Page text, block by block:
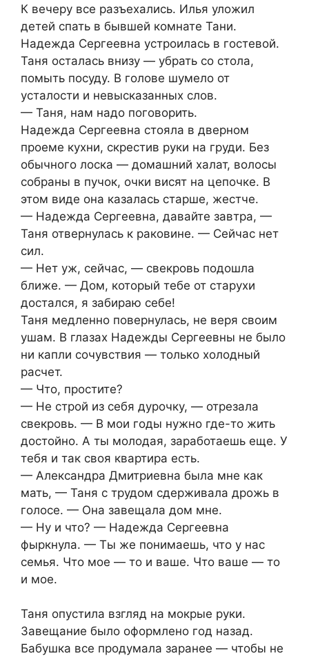
К вечеру все разъехались. Илья уложил
детей спать в бывшей комнате Тани.
Надежда Сергеевна устроилась в гостевой.
Таня осталась внизу — убрать со стола,
помыть посуду. В голове шумело от
усталости и невысказанных слов.
— Таня, нам надо поговорить.
Надежда Сергеевна стояла в дверном
проеме кухни, скрестив руки на груди. Без
обычного лоска — домашний халат, волосы
собраны в пучок, очки висят на цепочке. В
этом виде она казалась старше, жестче.
— Надежда Сергеевна, давайте завтра, —
Таня отвернулась к раковине. — Сейчас нет
сил.
— Нет уж, сейчас, — свекровь подошла
ближе. — Дом, который тебе от старухи
достался, я забираю себе!
Таня медленно повернулась, не веря своим
ушам. В глазах Надежды Сергеевны не было
ни капли сочувствия — только холодный
расчет.
— Что, простите?
— Не строй из себя дурочку, — отрезала
свекровь. — В мои годы нужно где-то жить
достойно. А ты молодая, заработаешь еще. У
тебя и так своя квартира есть.
— Александра Дмитриевна была мне как
мать, — Таня с трудом сдерживала дрожь в
голосе. — Она завещала дом мне.
— Ну и что? — Надежда Сергеевна
фыркнула. — Ты же понимаешь, что у нас
семья. Что мое — то и ваше. Что ваше — то
и мое.
Таня опустила взгляд на мокрые руки.
Завещание было оформлено год назад.
Бабушка все продумала заранее — чтобы не